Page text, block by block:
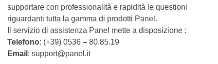
supportare con professionalità e rapidità le questioni
riguardanti tutta la gamma di prodotti Panel.
Il servizio di assistenza Panel mette a disposizione :
Telefono: (+39) 0536 – 80.85.19
Email : support@panel.it